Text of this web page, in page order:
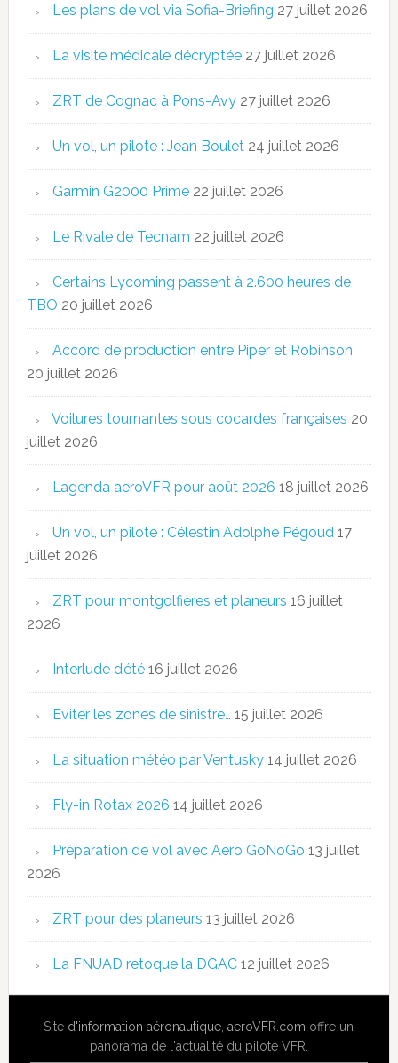
Les plans de vol via Sofia-Briefing 27 juillet 2026
La visite médicale décryptée 27 juillet 2026
ZRT de Cognac à Pons-Avy 27 juillet 2026
Un vol, un pilote : Jean Boulet 24 juillet 2026
Garmin G2000 Prime 22 juillet 2026
Le Rivale de Tecnam 22 juillet 2026
Certains Lycoming passent à 2.600 heures de
TBO 20 juillet 2026
Accord de production entre Piper et Robinson
20 juillet 2026
Voilures tournantes sous cocardes françaises 20
juillet 2026
L’agenda aeroVFR pour août 2026 18 juillet 2026
Un vol, un pilote : Célestin Adolphe Pégoud 17
juillet 2026
ZRT pour montgolfières et planeurs 16 juillet
2026
Interlude d’été 16 juillet 2026
Eviter les zones de sinistre… 15 juillet 2026
La situation météo par Ventusky 14 juillet 2026
Fly-in Rotax 2026 14 juillet 2026
Préparation de vol avec Aero GoNoGo 13 juillet
2026
ZRT pour des planeurs 13 juillet 2026
La FNUAD retoque la DGAC 12 juillet 2026
Site d'information aéronautique ,aeroVFR.com offre un
panorama de l'actualité du pilote VFR.